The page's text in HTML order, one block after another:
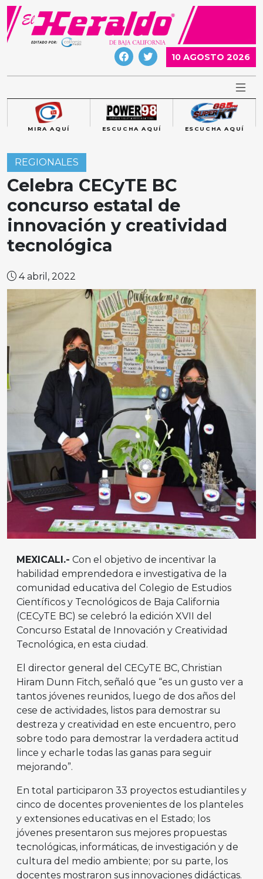
Skip
content
10 AGOSTO 2026
MIRA AQUÍ ESCUCHA AQUÍ ESCUCHA AQUÍ
REGIONALES
Celebra CECyTE BC
concurso estatal de
innovación y creatividad
tecnológica
4 abril, 2022
MEXICALI.- Con el objetivo de incentivar la
habilidad emprendedora e investigativa de la
comunidad educativa del Colegio de Estudios
Científicos y Tecnológicos de Baja California
(CECyTE BC) se celebró la edición XVII del
Concurso Estatal de Innovación y Creatividad
Tecnológica, en esta ciudad.
El director general del CECyTE BC, Christian
Hiram Dunn Fitch, señaló que “es un gusto ver a
tantos jóvenes reunidos, luego de dos años del
cese de actividades, listos para demostrar su
destreza y creatividad en este encuentro, pero
sobre todo para demostrar la verdadera actitud
lince y echarle todas las ganas para seguir
mejorando”.
En total participaron 33 proyectos estudiantiles y
cinco de docentes provenientes de los planteles
y extensiones educativas en el Estado; los
jóvenes presentaron sus mejores propuestas
tecnológicas, informáticas, de investigación y de
cultura del medio ambiente; por su parte, los
docentes mostraron sus innovaciones didácticas.